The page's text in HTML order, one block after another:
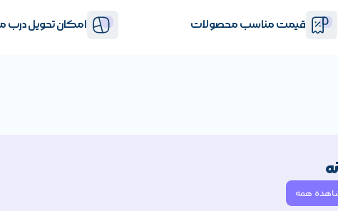
قیمت مناسب محصولات امکان تحویل درب
همه